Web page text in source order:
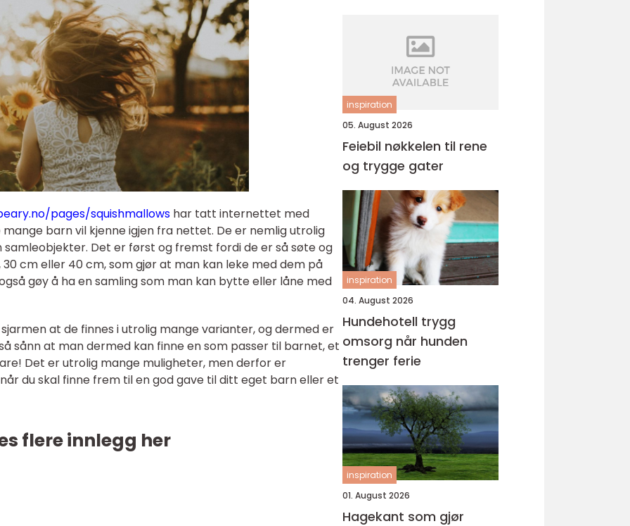
pages/squishmallows har tatt internettet med
barn vil kjenne igjen fra nettet. De er nemlig utrolig
Det er først og fremst fordi de er så søte og
cm eller 40 cm, som gjør at man kan leke med dem på
gøy å ha en samling som man kan bytte eller låne med
at de finnes i utrolig mange varianter, og dermed er
sånn at man dermed kan finne en som passer til barnet, et
Det er utrolig mange muligheter, men derfor er
du skal finne frem til en god gave til ditt eget barn eller et
flere innlegg her
inspiration
05. August 2026
Feiebil nøkkelen til rene
og trygge gater
inspiration
04. August 2026
Hundehotell trygg
omsorg når hunden
trenger ferie
inspiration
01. August 2026
Hagekant som gjør